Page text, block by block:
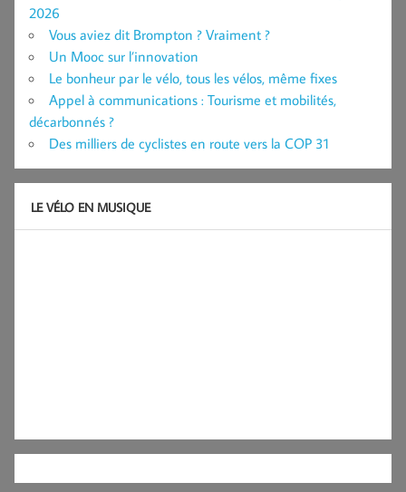
2026
Vous aviez dit Brompton ? Vraiment ?
Un Mooc sur l’innovation
Le bonheur par le vélo, tous les vélos, même fixes
Appel à communications : Tourisme et mobilités,
décarbonnés ?
Des milliers de cyclistes en route vers la COP 31
LE VÉLO EN MUSIQUE